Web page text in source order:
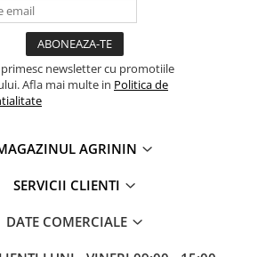
primesc newsletter cu promotiile
Afla mai multe in Politica de
AGRININ
SERVICII CLIENTI
DATE COMERCIALE